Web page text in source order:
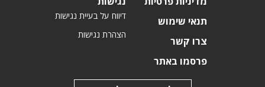
תנאי שימוש
צרו קשר
פרסמו באתר
דיווח על בעיית נגישות
הצהרת נגישות